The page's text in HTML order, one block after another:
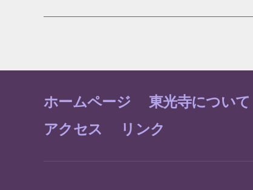
ホームページ 東光寺について
アクセス
リンク